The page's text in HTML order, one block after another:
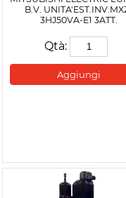
B.V.
3HJ50VA-E1 3ATT.
Qtà:
Aggiungi